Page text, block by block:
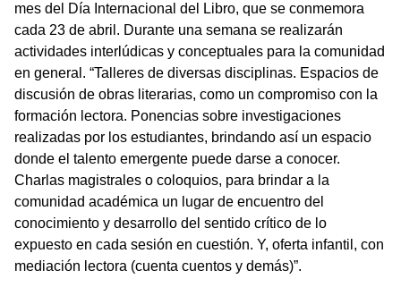
mes del Día Internacional del Libro, que se conmemora
cada 23 de abril. Durante una semana se realizarán
actividades interlúdicas y conceptuales para la comunidad
en general. “Talleres de diversas disciplinas. Espacios de
discusión de obras literarias, como un compromiso con la
formación lectora. Ponencias sobre investigaciones
realizadas por los estudiantes, brindando así un espacio
donde el talento emergente puede darse a conocer.
Charlas magistrales o coloquios, para brindar a la
comunidad académica un lugar de encuentro del
conocimiento y desarrollo del sentido crítico de lo
expuesto en cada sesión en cuestión. Y, oferta infantil, con
mediación lectora (cuenta cuentos y demás)”.